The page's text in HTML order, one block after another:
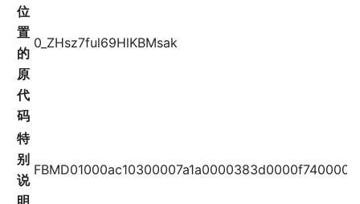
位
置
的
原
代
码
0_ZHsz7ful69HlKBMsak
特
别
说